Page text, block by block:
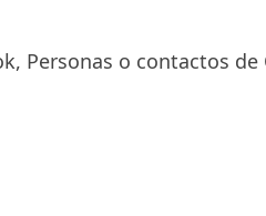
Personas o contactos